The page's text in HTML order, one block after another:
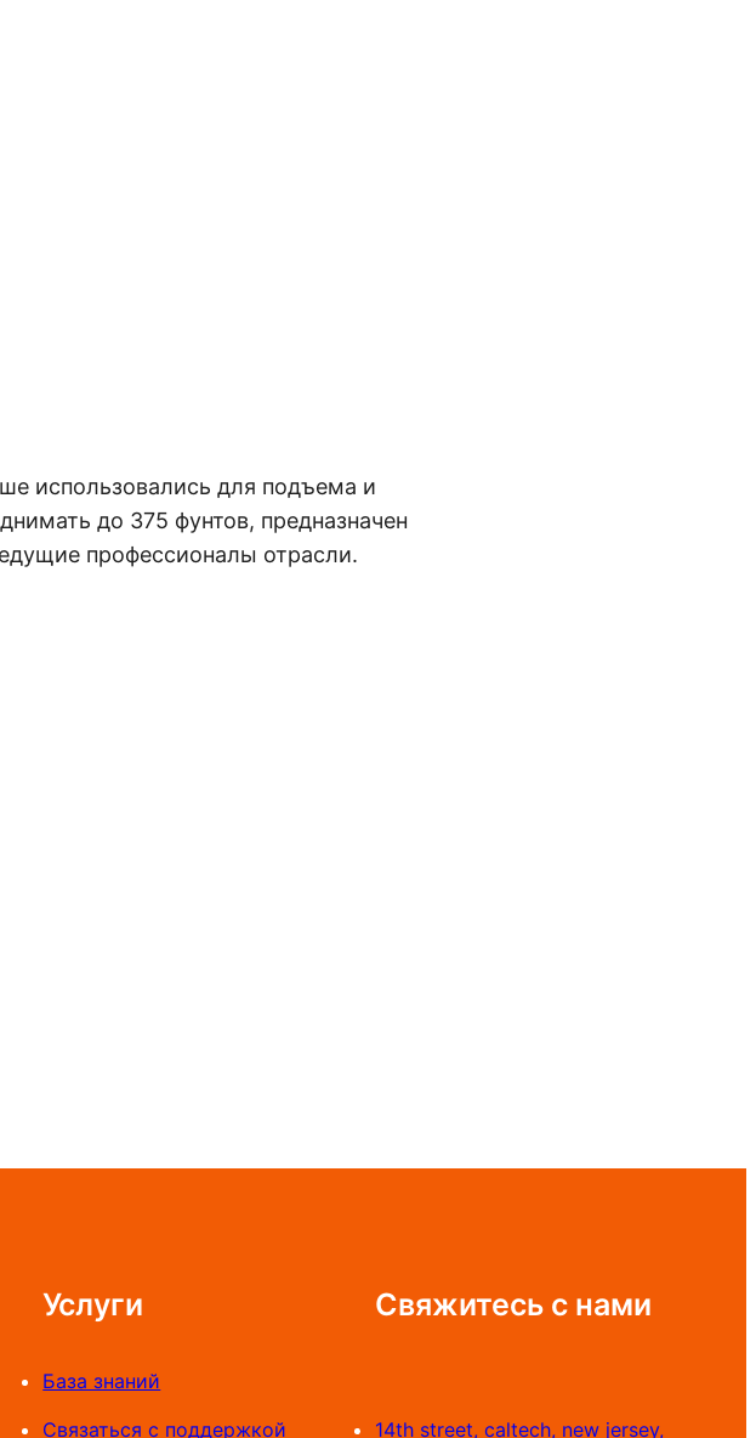
использовались для подъема и
до 375 фунтов, предназначен
профессионалы отрасли.
Услуги
База знаний
Связаться с поддержкой
Свяжитесь с нами
14th street, caltech, new jersey,